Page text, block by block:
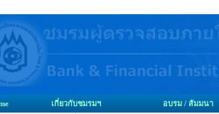
เกี่ยวกับชมรมฯ อบรม / สัมมนา